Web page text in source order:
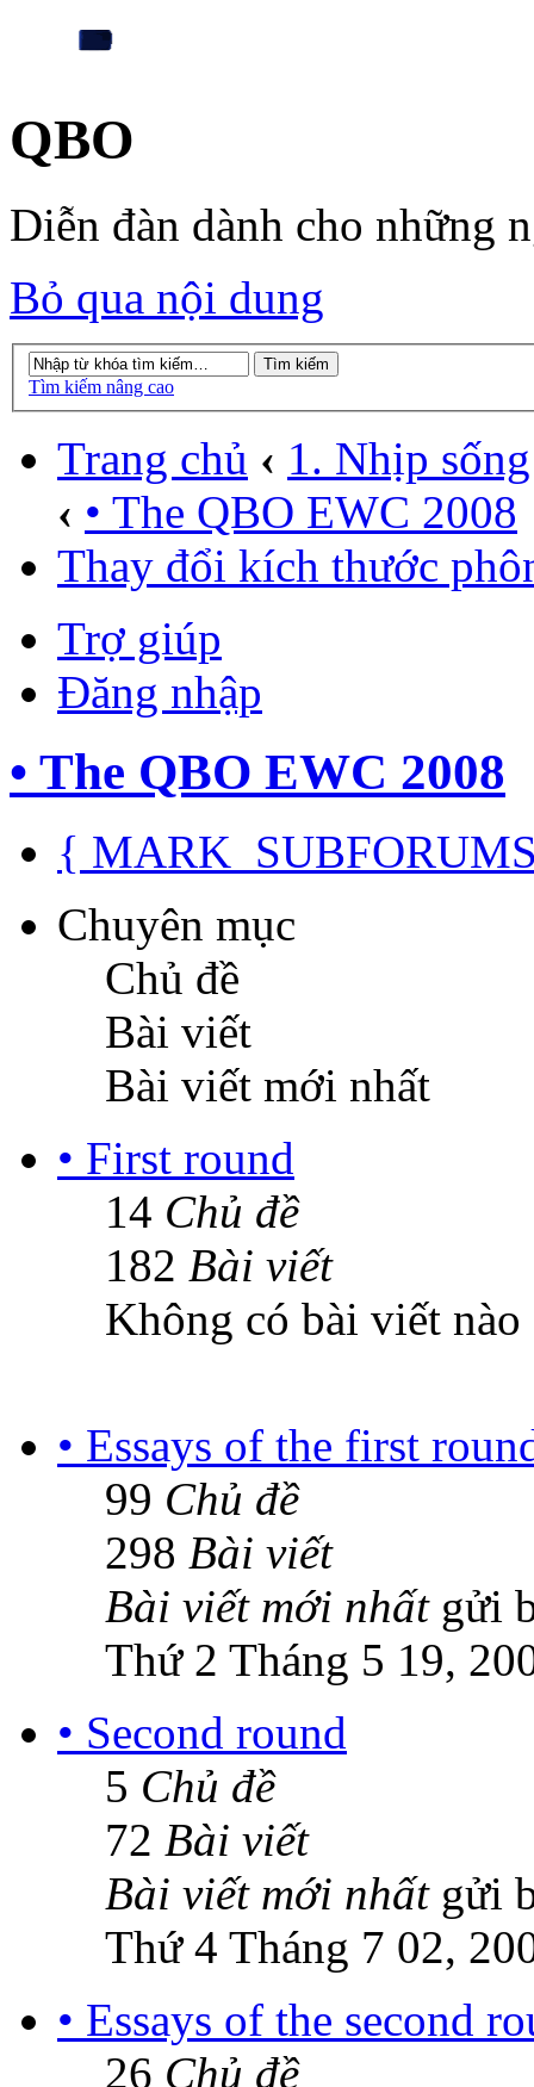
QBO
Diễn đàn dành cho những
Bỏ qua nội dung
Tìm kiếm nâng cao
Trang chủ ‹ 1. Nhịp
‹ • The QBO EWC 2008
Thay đổi kích thước
Trợ giúp
Đăng nhập
• The QBO EWC 2008
{
Chuyên mục
Chủ đề
Bài viết
Bài viết mới nhất
• First round
14 Chủ đề
182 Bài viết
Không có bài viết nào
• Essays of the first
99 Chủ đề
298 Bài viết
Bài viết mới nhấtgửi
Thứ 2 Tháng 5 19,
• Second round
5 Chủ đề
72 Bài viết
Bài viết mới nhấtgửi
Thứ 4 Tháng 7 02,
• Essays of the second
26 Chủ đề